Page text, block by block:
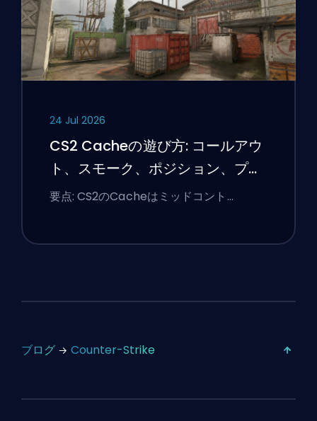
24 Jul 2026
CS2 Cacheの遊び方: コールアウ
ト、スモーク、ポジション、プレ
ミアのヒント
要点: CS2のCacheはミッドコント…
ブログ Counter-Strike